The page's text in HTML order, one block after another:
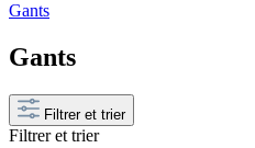
Gants
Gants
Filtrer et trier
Filtrer et trier